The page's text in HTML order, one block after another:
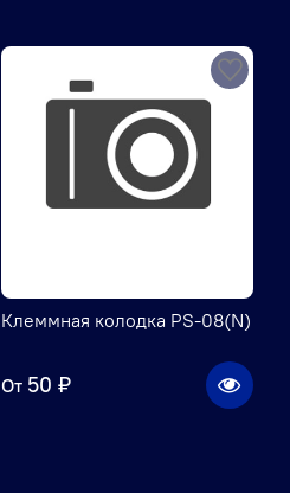
Клеммная колодка PS-08(N)
От 50 ₽